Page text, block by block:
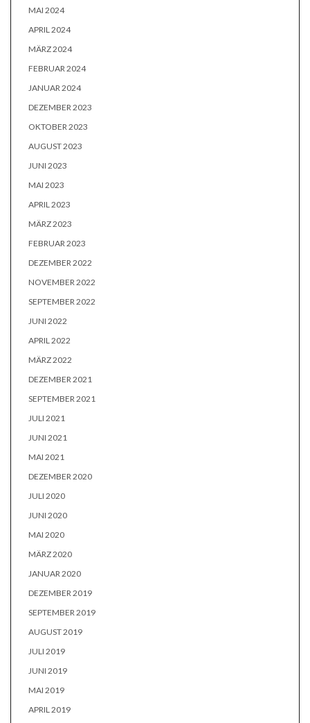
MAI 2024
APRIL 2024
MÄRZ 2024
FEBRUAR 2024
JANUAR 2024
DEZEMBER 2023
OKTOBER 2023
AUGUST 2023
JUNI 2023
MAI 2023
APRIL 2023
MÄRZ 2023
FEBRUAR 2023
DEZEMBER 2022
NOVEMBER 2022
SEPTEMBER 2022
JUNI 2022
APRIL 2022
MÄRZ 2022
DEZEMBER 2021
SEPTEMBER 2021
JULI 2021
JUNI 2021
MAI 2021
DEZEMBER 2020
JULI 2020
JUNI 2020
MAI 2020
MÄRZ 2020
JANUAR 2020
DEZEMBER 2019
SEPTEMBER 2019
AUGUST 2019
JULI 2019
JUNI 2019
MAI 2019
APRIL 2019